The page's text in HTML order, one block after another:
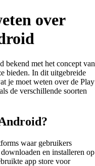
over
met het concept van
bieden. In dit uitgebreide
je moet weten over de Play
de verschillende soorten
waar gebruikers
en installeren op
app store voor